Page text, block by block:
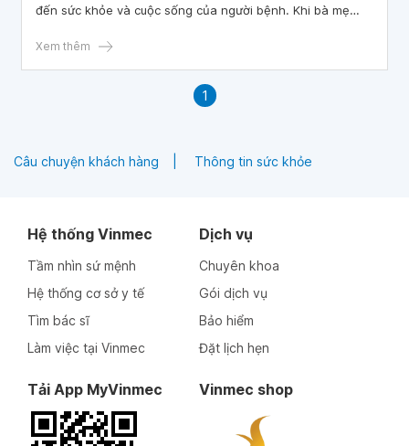
đến sức khỏe và cuộc sống của người bệnh. Khi bà mẹ
hưởng tiêu cực đến sự phát triển của thai nhi trong bụng.
Xem thêm
1
Câu chuyện khách hàng Thông tin sức khỏe
Hệ thống Vinmec
Tầm nhìn sứ mệnh
Hệ thống cơ sở y tế
Tìm bác sĩ
Làm việc tại Vinmec
Dịch vụ
Chuyên khoa
Gói dịch vụ
Bảo hiểm
Đặt lịch hẹn
Tải App MyVinmec Vinmec shop